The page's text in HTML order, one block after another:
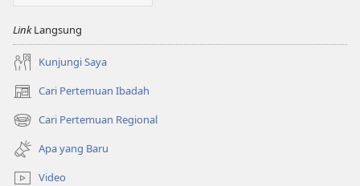
LinkLangsung
Kunjungi Saya
Cari Pertemuan Ibadah
(terbuka
di
window
baru)
Cari Pertemuan Regional
(terbuka
di
window
baru)
Apa yang Baru
Video